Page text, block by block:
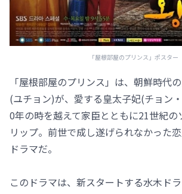
「屋根部屋のプリンス」ポスター
「屋根部屋のプリンス」は、朝鮮時代
(ユチョン)が、愛する皇太子妃(チョン
0年の時を越えて家臣とともに21世紀の
リップ。前世で成し遂げられなかった
ドラマだ。
このドラマは、新スタートする水木ド